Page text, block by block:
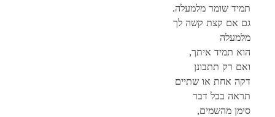
.תמיד שומר מלמעלה
גם אם קצת קשה לך
מלמעלה
,הוא תמיד איתך
ואם רק תתבונן
דקה אחת או שתיים
תראה בכל דבר
,סימן מהשמים